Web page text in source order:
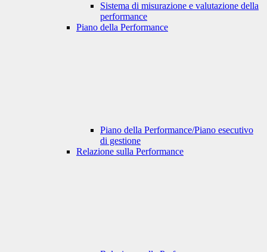
Sistema di misurazione e valutazione della
performance
Piano della Performance
Piano della Performance/Piano esecutivo
di gestione
Relazione sulla Performance